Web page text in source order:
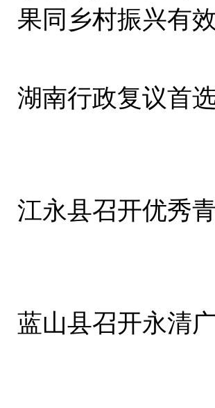
果同乡村振兴有
湖南行政复议首
江永县召开优秀
蓝山县召开永清